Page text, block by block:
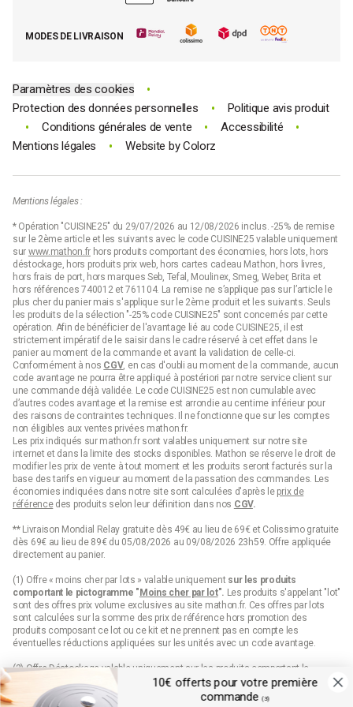
MODES DE LIVRAISON
Paramètres des cookies •
Protection des données personnelles • Politique avis produit
• Conditions générales de vente • Accessibilité •
Mentions légales • Website byColorz
Mentions légales :
* Opération "CUISINE25" du 29/07/2026 au 12/08/2026 inclus. -25% de remise
sur le 2ème article et les suivants avec le code CUISINE25 valable uniquement
sur www.mathon.frhors produits comportant des économies, hors lots, hors
déstockage, hors produits prix web, hors cartes cadeau Mathon, hors livres,
hors frais de port, hors marques Seb, Tefal, Moulinex, Smeg, Weber, Brita et
hors références 740012 et 761104. La remise ne s’applique pas sur l’article le
plus cher du panier mais s'applique sur le 2ème produit et les suivants. Seuls
les produits de la sélection "-25% code CUISINE25" sont concernés par cette
opération. Afin de bénéficier de l'avantage lié au code CUISINE25, il est
strictement impératif de le saisir dans le cadre réservé à cet effet dans le
panier au moment de la commande et avant la validation de celle-ci.
Conformément à nos CGV, en cas d'oubli au moment de la commande, aucun
code avantage ne pourra être appliqué à postériori par notre service client sur
une commande déjà validée. Le code CUISINE25 est non cumulable avec
d’autres codes avantage et la remise est arrondie au centime inférieur pour
des raisons de contraintes techniques. Il ne fonctionne que sur les comptes
non éligibles aux ventes privées mathon.fr.
Les prix indiqués sur mathon.fr sont valables uniquement sur notre site
internet et dans la limite des stocks disponibles. Mathon se réserve le droit de
modifier les prix de vente à tout moment et les produits seront facturés sur la
base des tarifs en vigueur au moment de la passation des commandes. Les
économies indiquées dans notre site sont calculées d'après le prix de
référencedes produits selon leur définition dans nos CGV.
** Livraison Mondial Relay gratuite dès 49€ au lieu de 69€ et Colissimo gratuite
dès 69€ au lieu de 89€ du 05/08/2026 au 09/08/2026 23h59. Offre appliquée
directement au panier.
(1) Offre « moins cher par lots » valable uniquement sur les produits
comportant le pictogramme "Moins cher par lot". Les produits s'appelant "lot"
sont des offres prix volume exclusives au site mathon.fr. Ces offres par lots
sont calculées sur la somme des prix de référence hors promotion des
produits composant ce lot ou ce kit et ne prennent pas en compte les
éventuelles réductions appliquées sur les unités avec un code avantage.
(2) Offre Déstockage valable uniquement sur les produits comportant le
pictogramme "Déstockage" jusqu'à épuisement définitif de leur stock.
10€ offerts pour votre première
commande (3)